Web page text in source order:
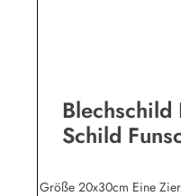
Blechschild
Schild
Größe 20x30cm Eine